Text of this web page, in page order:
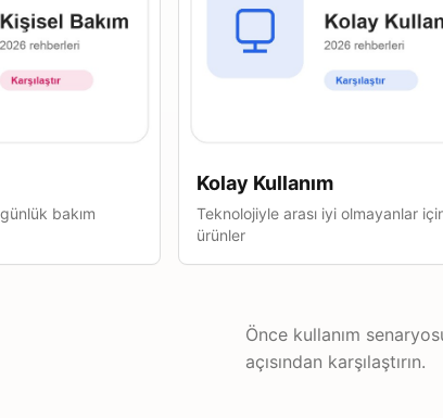
bakım
Kolay Kullanım
Teknolojiyle arası iyi olmayanlar
ürünler
Önce kullanım
açısından karşılaştırın.